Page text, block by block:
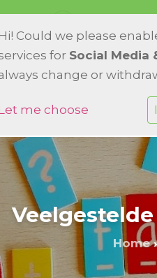
024 - 344 31
Home
Could we please
for Social Media
change or
me choose